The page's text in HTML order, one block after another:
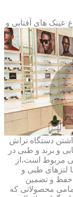
عینک های آفتابی و
۱۰% تخفیف با داشتن دستگاه تراش
و برند و طبی در
مربوط است،از
لنزهای طبی و
و تضمین
محصولاتی که